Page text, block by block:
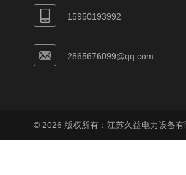
15950193992
2865676099@qq.com
© 2026 版权所有：江苏久益电力设备